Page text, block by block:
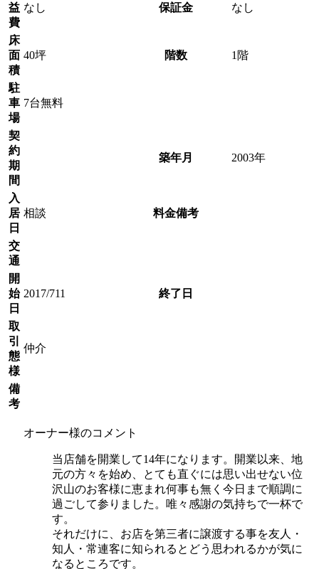
益
費
なし 保証金 なし
床
面
積
40坪 階数 1階
駐
車
場
7台無料
契
約
期
間
築年月 2003年
入
居
日
相談 料金備考
交
通
開
始
日
2017/711 終了日
取
引
態
様
仲介
備
考
オーナー様のコメント
当店舗を開業して14年になります。開業以来、地
元の方々を始め、とても直ぐには思い出せない位
沢山のお客様に恵まれ何事も無く今日まで順調に
過ごして参りました。唯々感謝の気持ちで一杯で
す。
それだけに、お店を第三者に譲渡する事を友人・
知人・常連客に知られるとどう思われるかが気に
なるところです。